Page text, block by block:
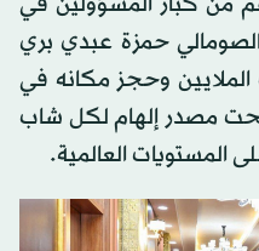
الصومالي حمزة عبدي بري
الملايين وحجز مكانه في
مصدر إلهام لكل شاب
المستويات العالمية.